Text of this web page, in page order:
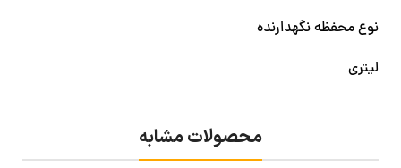
نوع محفظه نگهدارنده
لیتری
محصولات مشابه